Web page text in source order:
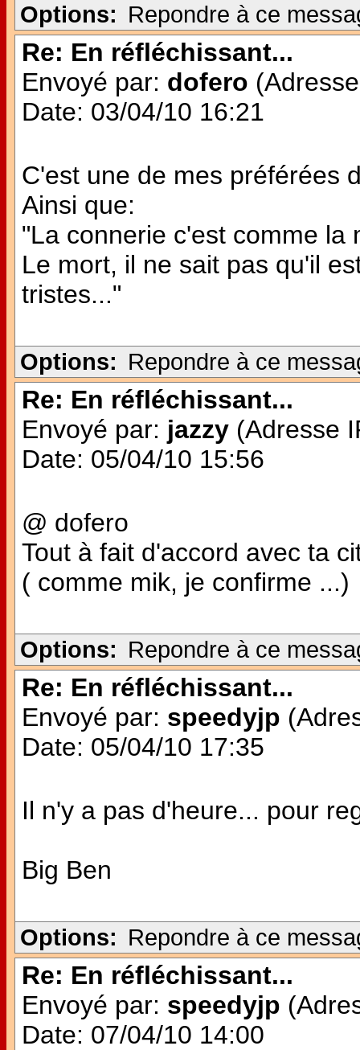
Options: Repondre à ce
Re: En réfléchissant...
Envoyé par: dofero
Date: 03/04/10 16:21
C'est une de mes préférées
Ainsi que:
"La connerie c'est comme la
Le mort, il ne sait pas qu'il
tristes..."
Options: Repondre à ce
Re: En réfléchissant...
Envoyé par: jazzy (Adresse
Date: 05/04/10 15:56
@ dofero
Tout à fait d'accord avec ta
( comme mik, je confirme ...)
Options: Repondre à ce
Re: En réfléchissant...
Envoyé par: speedyjp
Date: 05/04/10 17:35
Il n'y a pas d'heure... pour
Big Ben
Options: Repondre à ce
Re: En réfléchissant...
Envoyé par: speedyjp
Date: 07/04/10 14:00